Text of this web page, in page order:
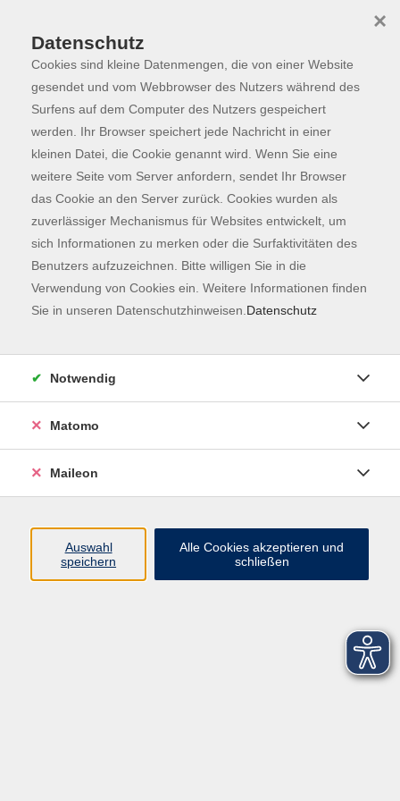
Skip to main content
Programm
Der Kurs konnte nicht gefunden werden.
Kontaktformular
Impressum
AGB
Datenschutzerklärung
Datenschutz
Cookies sind kleine Datenmengen, die von einer Website
gesendet und vom Webbrowser des Nutzers während des
Surfens auf dem Computer des Nutzers gespeichert
werden. Ihr Browser speichert jede Nachricht in einer
kleinen Datei, die Cookie genannt wird. Wenn Sie eine
weitere Seite vom Server anfordern, sendet Ihr Browser
das Cookie an den Server zurück. Cookies wurden als
zuverlässiger Mechanismus für Websites entwickelt, um
sich Informationen zu merken oder die Surfaktivitäten des
Benutzers aufzuzeichnen. Bitte willigen Sie in die
Verwendung von Cookies ein. Weitere Informationen finden
Sie in unseren Datenschutzhinweisen. Datenschutz
×
Notwendig
Matomo
Maileon
Auswahl
speichern
Alle Cookies akzeptieren und
schließen